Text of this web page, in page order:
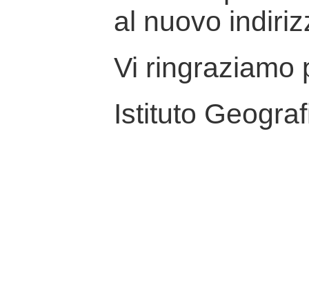
al nuovo
Vi ringraziamo
Istituto